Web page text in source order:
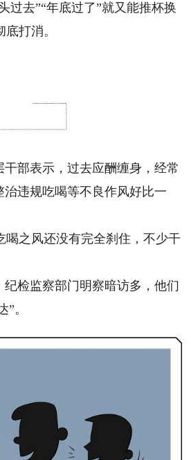
过去”“年底过了”就又能推杯换
打消。
部表示，过去应酬缠身，经常
违规吃喝等不良作风好比一
之风还没有完全刹住，不少干
检监察部门明察暗访多，他们
。